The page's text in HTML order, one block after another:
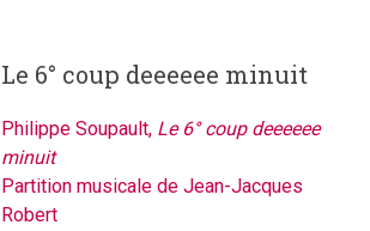
Le 6° coup deeeeee minuit
Philippe Soupault, Le 6° coup deeeeee
minuit
Partition musicale de Jean-Jacques
Robert